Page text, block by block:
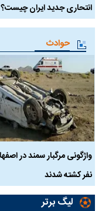
انتحاری جدید ایران چیست؟
حوادث
نفر کشته شدند
لیگ برتر